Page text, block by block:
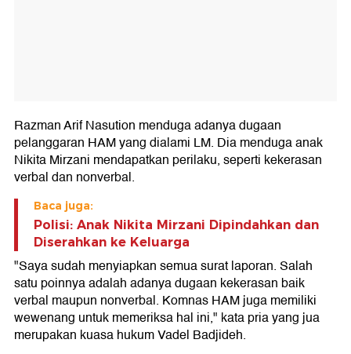
Razman Arif Nasution menduga adanya dugaan
pelanggaran HAM yang dialami LM. Dia menduga anak
Nikita Mirzani mendapatkan perilaku, seperti kekerasan
verbal dan nonverbal.
Baca juga:
Polisi: Anak Nikita Mirzani Dipindahkan dan
Diserahkan ke Keluarga
"Saya sudah menyiapkan semua surat laporan. Salah
satu poinnya adalah adanya dugaan kekerasan baik
verbal maupun nonverbal. Komnas HAM juga memiliki
wewenang untuk memeriksa hal ini," kata pria yang jua
merupakan kuasa hukum Vadel Badjideh.